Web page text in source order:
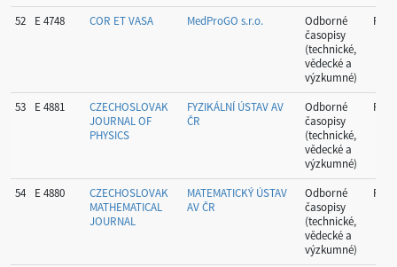
52 E 4748 COR ET VASA MedProGO s.r.o.
Odborné
časopisy
(technické,
vědecké a
výzkumné)
53 E 4881
CZECHOSLOVAK
JOURNAL OF
PHYSICS
FYZIKÁLNÍ ÚSTAV AV
ČR
Odborné
časopisy
(technické,
vědecké a
výzkumné)
54 E 4880
CZECHOSLOVAK
MATHEMATICAL
JOURNAL
MATEMATICKÝ ÚSTAV
AV ČR
Odborné
časopisy
(technické,
vědecké a
výzkumné)